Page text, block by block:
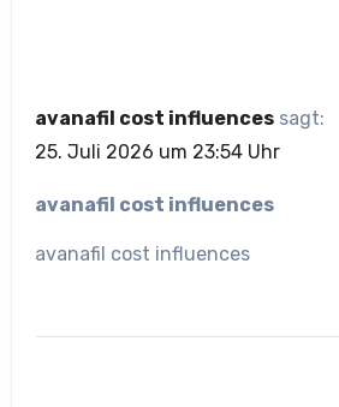
avanafil cost influences sagt:
25. Juli 2026 um 23:54 Uhr
avanafil cost influences
avanafil cost influences